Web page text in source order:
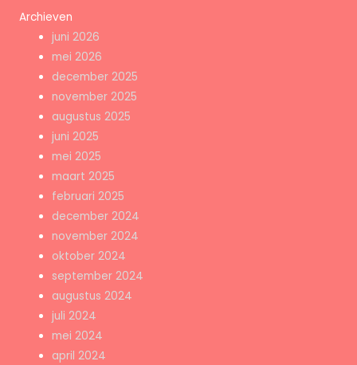
Archieven
juni 2026
mei 2026
december 2025
november 2025
augustus 2025
juni 2025
mei 2025
maart 2025
februari 2025
december 2024
november 2024
oktober 2024
september 2024
augustus 2024
juli 2024
mei 2024
april 2024